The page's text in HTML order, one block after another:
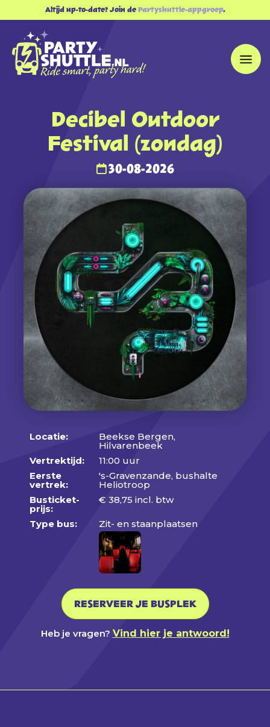
Altijd up-to-date? Join dePartyshuttle-appgroep.
Decibel Outdoor
Festival (zondag)
30-08-2026
Locatie: Beekse Bergen,
Hilvarenbeek
Vertrektijd:
11:00 uur
Eerste
vertrek:
's-Gravenzande, bushalte
Heliotroop
Busticket-
prijs:
€ 38,75 incl. btw
Type bus: Zit- en staanplaatsen
RESERVEER JE BUSPLEK
Heb je vragen? Vind hier je antwoord!